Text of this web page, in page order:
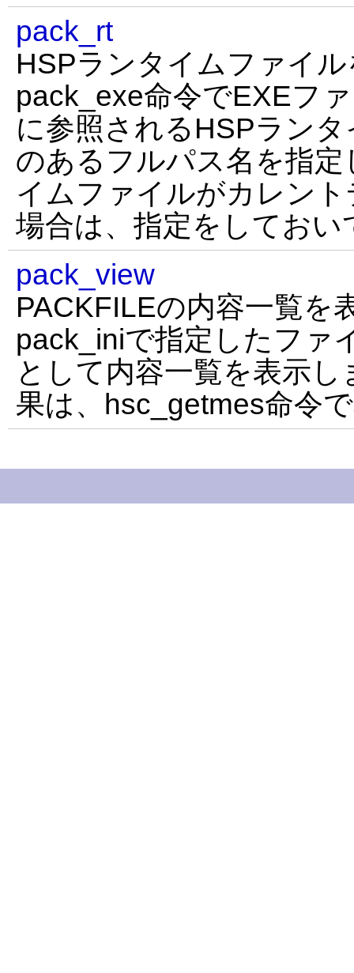
pack_rt
HSPランタイムファイ
pack_exe命令でEXEフ
に参照されるHSPラン
のあるフルパス名を指
イムファイルがカレン
場合は、指定をしておい
pack_view
PACKFILEの内容一覧を
pack_iniで指定したファ
として内容一覧を表示
果は、hsc_getmes命令